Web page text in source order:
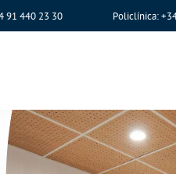
91 440 23 30 Policlínica: